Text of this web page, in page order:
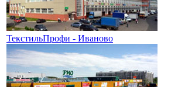
ТекстильПрофи - Иваново